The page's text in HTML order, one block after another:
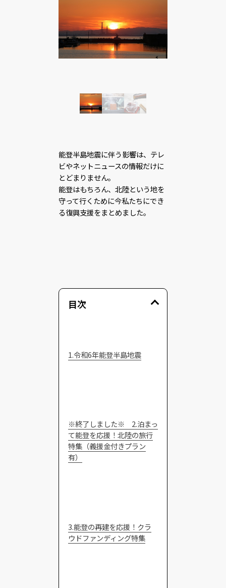
能登半島地震に伴う影響は、テレ
ビやネットニュースの情報だけに
とどまりません。
能登はもちろん、北陸という地を
守って行くために今私たちにでき
る復興支援をまとめました。
目次
1.令和6年能登半島地震
※終了しました※ 2.泊まっ
て能登を応援！北陸の旅行
特集（義援金付きプラン
有）
3.能登の再建を応援！クラ
ウドファンディング特集